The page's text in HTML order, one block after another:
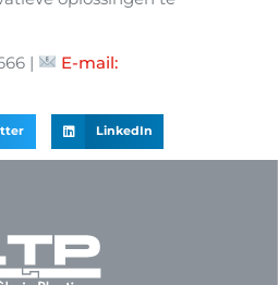
|
E-mail:
LinkedIn